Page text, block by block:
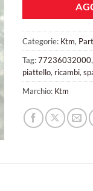
Categorie: Ktm,
Tag:77236032000
piattello, ricambi,
Marchio: Ktm